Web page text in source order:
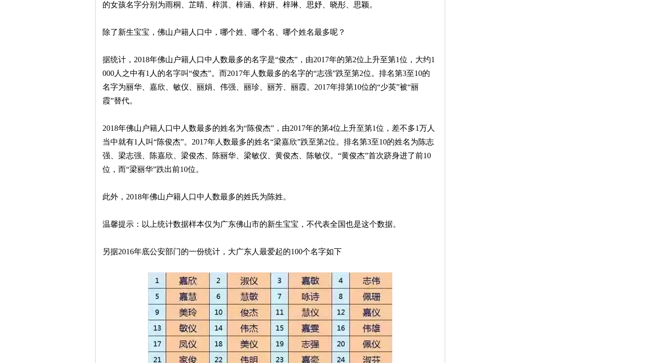
的女孩名字分别为雨桐、芷晴、梓淇、梓涵、梓妍、梓琳、思妤、晓彤、思颖。
除了新生宝宝，佛山户籍人口中，哪个姓、哪个名、哪个姓名最多呢？
据统计，2018年佛山户籍人口中人数最多的名字是“俊杰”，由2017年的第2位上升至第1位，大约1
000人之中有1人的名字叫“俊杰”。而2017年人数最多的名字的“志强”跌至第2位。排名第3至10的
名字为丽华、嘉欣、敏仪、丽娟、伟强、丽珍、丽芳、丽霞。2017年排第10位的“少英”被“丽
霞”替代。
2018年佛山户籍人口中人数最多的姓名为“陈俊杰”，由2017年的第4位上升至第1位，差不多1万人
当中就有1人叫“陈俊杰”。2017年人数最多的姓名“梁嘉欣”跌至第2位。排名第3至10的姓名为陈志
强、梁志强、陈嘉欣、梁俊杰、陈丽华、梁敏仪、黄俊杰、陈敏仪。“黄俊杰”首次跻身进了前10
位，而“梁丽华”跌出前10位。
此外，2018年佛山户籍人口中人数最多的姓氏为陈姓。
温馨提示：以上统计数据样本仅为广东佛山市的新生宝宝，不代表全国也是这个数据。
另据2016年底公安部门的一份统计，大广东人最爱起的100个名字如下